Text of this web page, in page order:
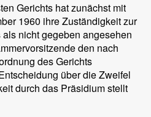
Gerichts hat zunächst mit
1960 ihre Zuständigkeit zur
nicht gegeben angesehen
den nach
des Gerichts
über die Zweifel
durch das Präsidium stellt